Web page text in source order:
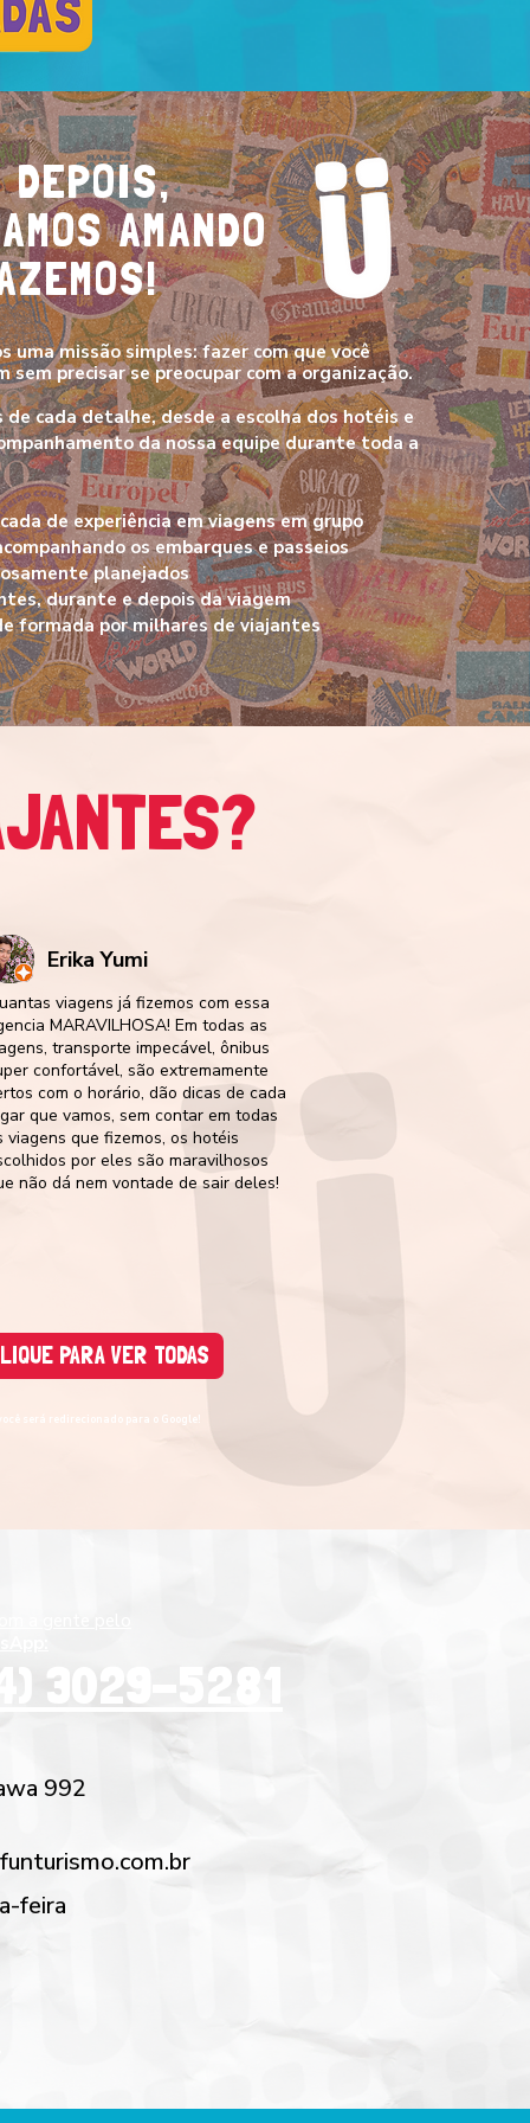
DEPOIS,
AMANDO
uma missão simples: fazer com que você
sem precisar se preocupar com a organização.
de cada detalhe, desde a escolha dos hotéis e
da nossa equipe durante toda a
de experiência em viagens em grupo
os embarques e passeios
planejados
durante e depois da viagem
formada por milhares de viajantes
Erika Yumi
viagens já fizemos com essa
MARAVILHOSA! Em todas as
transporte impecável, ônibus
confortável, são extremamente
com o horário, dão dicas de cada
que vamos, sem contar em todas
viagens que fizemos, os hotéis
por eles são maravilhosos
não dá nem vontade de sair deles!
PARA VER TODAS
será redirecionado para o Google!
3029-5281
992
feira